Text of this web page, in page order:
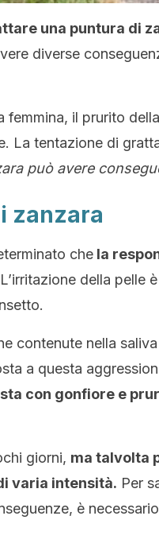
una puntura di
diverse
femmina, il prurito
La tentazione di
può avere
zanzara
che la
L’irritazione della pelle
contenute nella
a questa
con gonfiore e
giorni, ma talvolta
varia intensità. Per
è